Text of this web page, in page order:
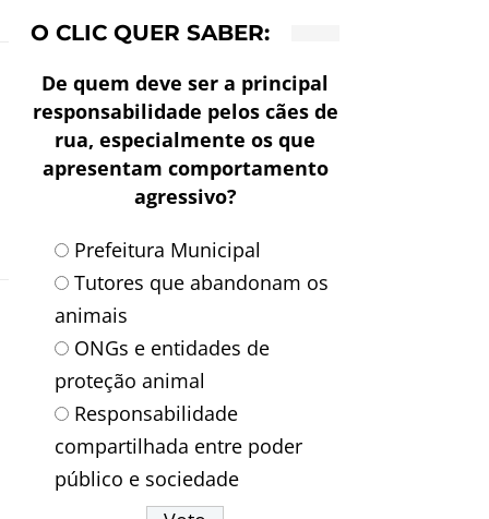
O CLIC QUER SABER:
De quem deve ser a principal
responsabilidade pelos cães de
rua, especialmente os que
apresentam comportamento
agressivo?
Prefeitura Municipal
Tutores que abandonam os
animais
ONGs e entidades de
proteção animal
Responsabilidade
compartilhada entre poder
público e sociedade